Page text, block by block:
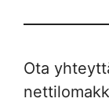
Ota